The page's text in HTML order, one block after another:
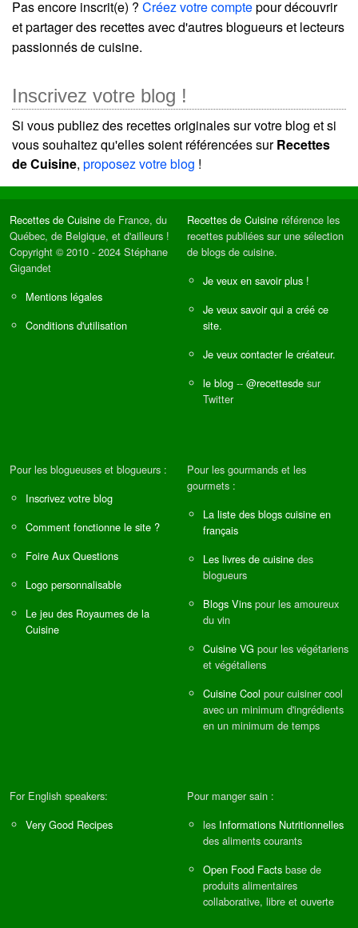
Pas encore inscrit(e) ? Créez votre comptepour découvrir
et partager des recettes avec d'autres blogueurs et lecteurs
passionnés de cuisine.
Inscrivez votre blog !
Si vous publiez des recettes originales sur votre blog et si
vous souhaitez qu'elles soient référencées surRecettes
de Cuisine, proposez votre blog !
Recettes de Cuisine de France, du
Québec, de Belgique, et d'ailleurs !
Copyright © 2010 - 2024 Stéphane
Gigandet
Mentions légales
Conditions d'utilisation
Recettes de Cuisine référence les
recettes publiées sur une sélection
de blogs de cuisine.
Je veux en savoir plus !
Je veux savoir qui a créé ce
site.
Je veux contacter le créateur.
le blog -- @recettesde sur
Twitter
Pour les blogueuses et blogueurs :
Inscrivez votre blog
Comment fonctionne le site ?
Foire Aux Questions
Logo personnalisable
Le jeu des Royaumes de la
Cuisine
Pour les gourmands et les
gourmets :
La liste des blogs cuisine en
français
Les livres de cuisine des
blogueurs
Blogs Vins pour les amoureux
du vin
Cuisine VG pour les végétariens
et végétaliens
Cuisine Cool pour cuisiner cool
avec un minimum d'ingrédients
en un minimum de temps
For English speakers:
Very Good Recipes
Pour manger sain :
les Informations Nutritionnelles
des aliments courants
Open Food Facts base de
produits alimentaires
collaborative, libre et ouverte